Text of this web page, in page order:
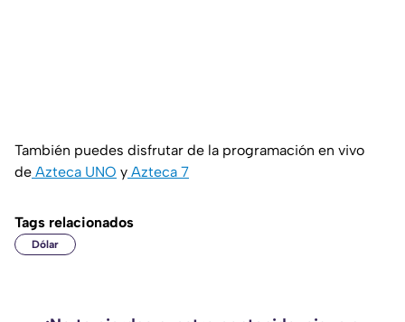
También puedes disfrutar de la programación en vivo
de Azteca UNO y Azteca 7
Tags relacionados
Dólar